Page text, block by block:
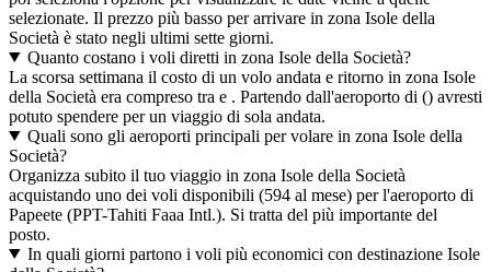
selezionate. Il prezzo più basso per arrivare in zona Isole della
Società è stato negli ultimi sette giorni.
Quanto costano i voli diretti in zona Isole della Società?
La scorsa settimana il costo di un volo andata e ritorno in zona Isole
della Società era compreso tra e . Partendo dall'aeroporto di () avresti
potuto spendere per un viaggio di sola andata.
Quali sono gli aeroporti principali per volare in zona Isole della
Società?
Organizza subito il tuo viaggio in zona Isole della Società
acquistando uno dei voli disponibili (594 al mese) per l'aeroporto di
Papeete (PPT-Tahiti Faaa Intl.). Si tratta del più importante del
posto.
In quali giorni partono i voli più economici con destinazione Isole